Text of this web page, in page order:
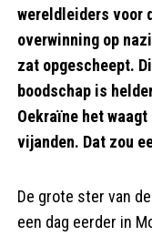
wereldleiders voor
overwinning op
zat opgescheept.
boodschap is
Oekraïne het
vijanden. Dat zou
De grote ster van
een dag eerder in